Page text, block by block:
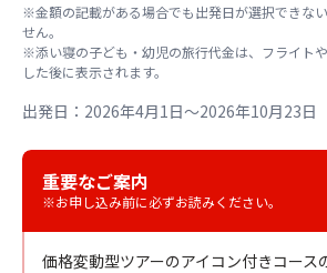
※金額の記載がある場合でも出発日が選択できな
せん。
※添い寝の子ども・幼児の旅行代金は、フライト
した後に表示されます。
出発日：2026年4月1日～2026年10月23日
重要なご案内
※お申し込み前に必ずお読みください。
価格変動型ツアーのアイコン付きコース